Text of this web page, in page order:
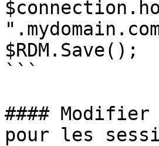
$RDM.Save();
```
#### Modifier
pour les